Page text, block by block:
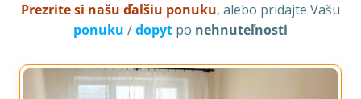
Prezrite si našu ďalšiu ponuku, alebo pridajte Vašu
ponuku /dopyt po nehnuteľnosti